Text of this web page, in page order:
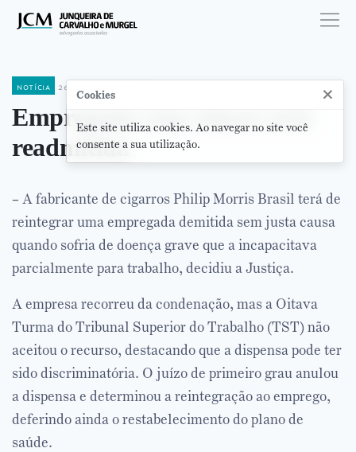
notícia 26 de abril de 2017
Empregada com câncer será
readmitida
– A fabricante de cigarros Philip Morris Brasil terá de
reintegrar uma empregada demitida sem justa causa
quando sofria de doença grave que a incapacitava
parcialmente para trabalho, decidiu a Justiça.
A empresa recorreu da condenação, mas a Oitava
Turma do Tribunal Superior do Trabalho (TST) não
aceitou o recurso, destacando que a dispensa pode ter
sido discriminatória. O juízo de primeiro grau anulou
a dispensa e determinou a reintegração ao emprego,
deferindo ainda o restabelecimento do plano de
saúde.
Cookies ×
Este site utiliza cookies. Ao navegar no site você
consente a sua utilização.